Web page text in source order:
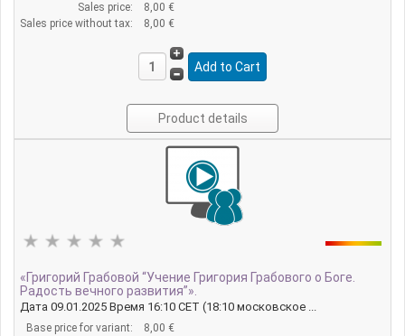
Sales price:
8,00 €
Sales price without tax:
8,00 €
Product details
«Григорий Грабовой “Учение Григория Грабового о Боге.
Радость вечного развития”».
Дата 09.01.2025 Время 16:10 CET (18:10 московское ...
Base price for variant:
8,00 €